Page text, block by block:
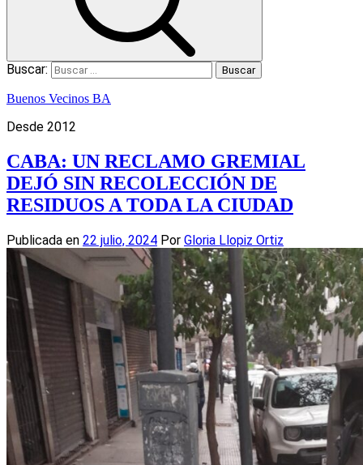
Buscar:
Buenos Vecinos BA
Desde 2012
CABA: UN RECLAMO GREMIAL
DEJÓ SIN RECOLECCIÓN DE
RESIDUOS A TODA LA CIUDAD
Publicada en 22 julio, 2024 Por Gloria Llopiz Ortiz